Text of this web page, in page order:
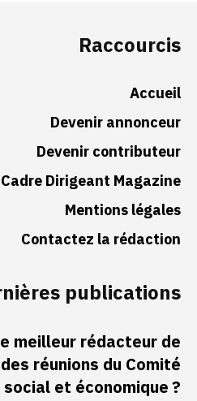
Raccourcis
Accueil
Devenir annonceur
Devenir contributeur
Dirigeant Magazine
Mentions légales
Contactez la rédaction
publications
meilleur rédacteur de
réunions du Comité
social et économique ?